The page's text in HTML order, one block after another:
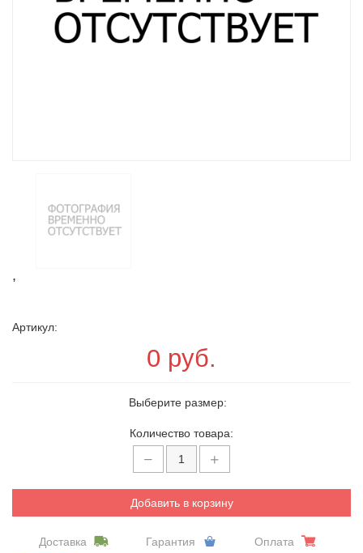
,
Артикул:
0 руб.
Выберите размер:
Количество товара:
Добавить в корзину
Доставка Гарантия Оплата